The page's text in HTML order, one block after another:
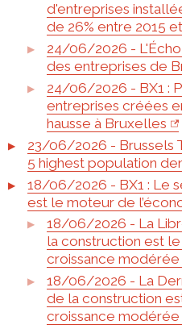
d'entreprises
de 26% entre 2015
24/06/2026 - L'Écho
des entreprises de
24/06/2026 - BX1 :
entreprises créées
hausse à Bruxelles
23/06/2026 - Brussels
5 highest population
18/06/2026 - BX1 : Le
est le moteur de
18/06/2026 - La
la construction est
croissance
18/06/2026 - La
de la construction
croissance